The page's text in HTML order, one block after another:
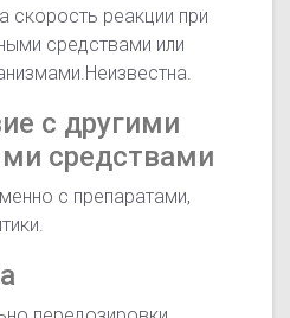
скорость реакции при
средствами или
с другими
средствами
с препаратами,